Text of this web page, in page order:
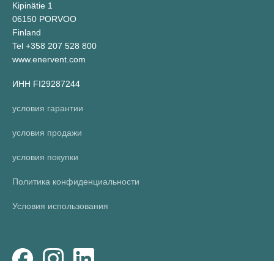
Kipinätie 1
06150 PORVOO
Finland
Tel +358 207 528 800
www.enervent.com
ИНН FI29287244
условия гарантии
условия продажи
условия покупки
Политика конфиденциальности
Условия использования